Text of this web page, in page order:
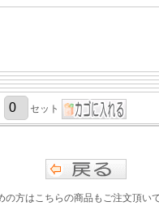
セット
の方はこちらの商品もご注文頂い